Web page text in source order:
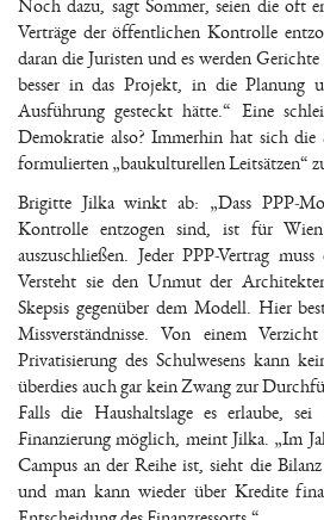
Noch dazu, sagt Sommer, seien die oft
Verträge der öffentlichen Kontrolle
daran die Juristen und es werden
besser in das Projekt, in die Planung
Ausführung gesteckt hätte.“ Eine
Demokratie also? Immerhin hat sich
formulierten „baukulturellen Leitsätzen“
Brigitte Jilka winkt ab: „Dass PPP-
Kontrolle entzogen sind, ist für
auszuschließen. Jeder PPP-Vertrag
Versteht sie den Unmut der
Skepsis gegenüber dem Modell. Hier
Missverständnisse. Von einem
Privatisierung des Schulwesens kann
überdies auch gar kein Zwang zur
Falls die Haushaltslage es erlaube,
Finanzierung möglich, meint Jilka. „Im
Campus an der Reihe ist, sieht die Bilanz
und man kann wieder über Kredite